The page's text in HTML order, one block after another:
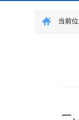
当前位
一